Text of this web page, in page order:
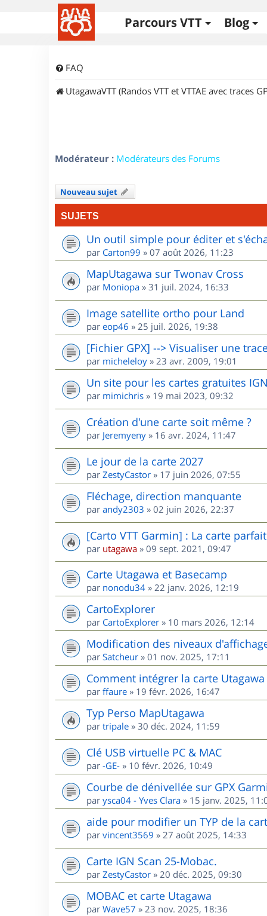
Parcours VTT Blog
FAQ
UtagawaVTT (Randos VTT et VTTAE avec traces
Modérateur : Modérateurs des Forums
Nouveau sujet
SUJETS
Un outil simple pour éditer et
par Carton99 » 07 août 2026, 11:23
MapUtagawa sur Twonav Cross
par Moniopa » 31 juil. 2024, 16:33
Image satellite ortho pour Land
par eop46 » 25 juil. 2026, 19:38
[Fichier GPX] --> Visualiser une
par micheleloy » 23 avr. 2009, 19:01
Un site pour les cartes gratuites
par mimichris » 19 mai 2023, 09:32
Création d'une carte soit même ?
par Jeremyeny » 16 avr. 2024, 11:47
Le jour de la carte 2027
par ZestyCastor » 17 juin 2026, 07:55
Fléchage, direction manquante
par andy2303 » 02 juin 2026, 22:37
[Carto VTT Garmin] : La carte
par utagawa » 09 sept. 2021, 09:47
Carte Utagawa et Basecamp
par nonodu34 » 22 janv. 2026, 12:19
CartoExplorer
par CartoExplorer » 10 mars 2026, 12:14
Modification des niveaux
par Satcheur » 01 nov. 2025, 17:11
Comment intégrer la carte
par ffaure » 19 févr. 2026, 16:47
Typ Perso MapUtagawa
par tripale » 30 déc. 2024, 11:59
Clé USB virtuelle PC & MAC
par -GE- » 10 févr. 2026, 10:49
Courbe de dénivellée sur GPX
par ysca04 - Yves Clara » 15 janv. 2025,
aide pour modifier un TYP de la
par vincent3569 » 27 août 2025, 14:33
Carte IGN Scan 25-Mobac.
par ZestyCastor » 20 déc. 2025, 09:30
MOBAC et carte Utagawa
par Wave57 » 23 nov. 2025, 18:36